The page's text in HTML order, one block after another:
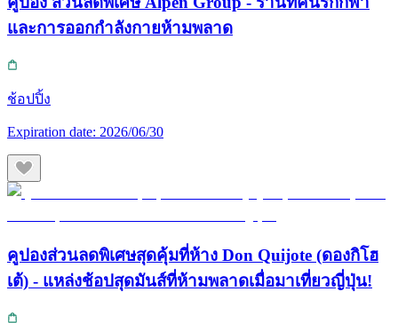
และการออกกำลังกายห้ามพลาด
ช้อปปิ้ง
Expiration date: 2026/06/30
คูปองส่วนลดพิเศษสุดคุ้มที่ห้าง Don Quijote (ดองกิโฮ
เต้) - แหล่งช้อปสุดมันส์ที่ห้ามพลาดเมื่อมาเที่ยวญี่ปุ่น!